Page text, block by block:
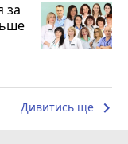
за
Дивитись ще keyboard_arrow_right